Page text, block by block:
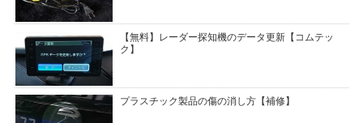
【無料】レーダー探知機のデータ更新【コムテッ
ク】
プラスチック製品の傷の消し方【補修】